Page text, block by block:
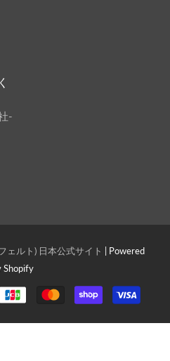
-
ェルト) 日本公式サイト
| Powered
Shopify